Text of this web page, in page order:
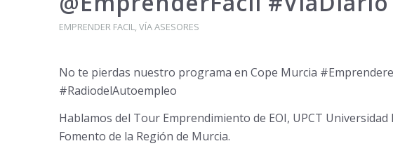
EMPRENDER FACIL,VÍA ASESORES
No te pierdas nuestro programa en Cope Murcia
#RadiodelAutoempleo
Hablamos del Tour Emprendimiento de EOI, UPCT
Fomento de la Región de Murcia.